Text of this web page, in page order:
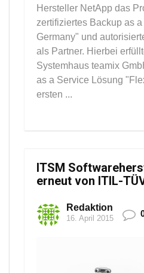
Hersteller NetApp das
zertifiziertes Backup as
Germany" und
als Partner. Hierbei
Systemhaus teamix
as a Service Lösung
ersten ...
ITSM
erneut von ITIL-
Redaktion
16. April 2015